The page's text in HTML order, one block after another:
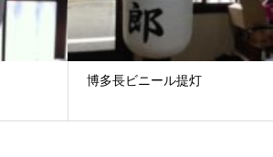
博多長ビニール提灯